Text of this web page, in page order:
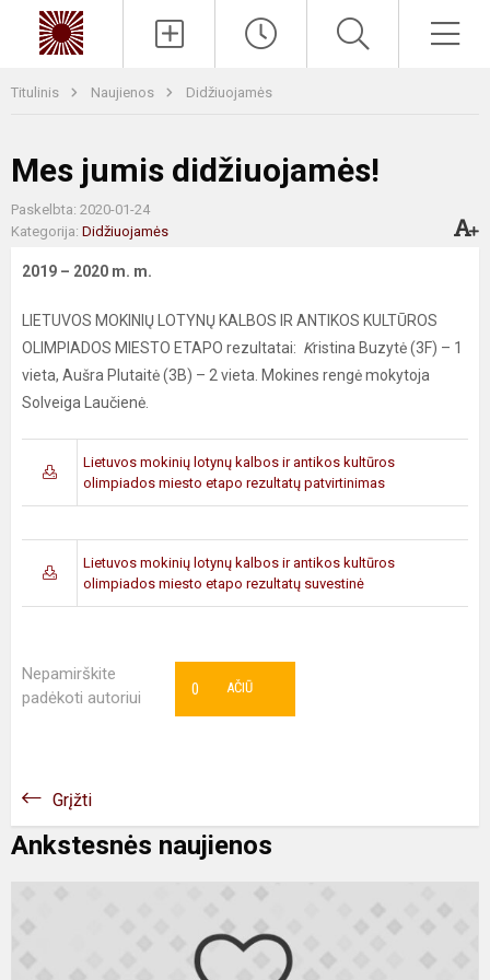
Titulinis Naujienos Didžiuojamės
Mes jumis didžiuojamės!
Paskelbta: 2020-01-24
Kategorija: Didžiuojamės
2019 – 2020 m. m.
LIETUVOS MOKINIŲ LOTYNŲ KALBOS IR ANTIKOS KULTŪROS
OLIMPIADOS MIESTO ETAPO rezultatai: Kristina Buzytė (3F) – 1
vieta, Aušra Plutaitė (3B) – 2 vieta. Mokines rengė mokytoja
Solveiga Laučienė.
Lietuvos mokinių lotynų kalbos ir antikos kultūros
olimpiados miesto etapo rezultatų patvirtinimas
Lietuvos mokinių lotynų kalbos ir antikos kultūros
olimpiados miesto etapo rezultatų suvestinė
Nepamirškite
padėkoti autoriui
AČIŪ
0
Grįžti
Ankstesnės naujienos